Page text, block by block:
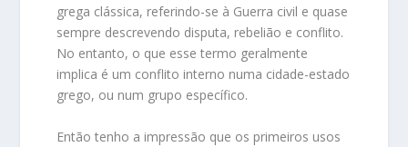
grega clássica, referindo-se à Guerra civil e quase
sempre descrevendo disputa, rebelião e conflito.
No entanto, o que esse termo geralmente
implica é um conflito interno numa cidade-estado
grego, ou num grupo específico.
Então tenho a impressão que os primeiros usos